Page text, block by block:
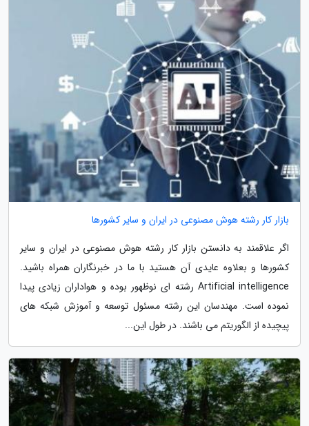
بازار کار رشته هوش مصنوعی در ایران و سایر کشورها
اگر علاقمند به دانستن بازار کار رشته هوش مصنوعی در ایران و سایر
کشورها و بعلاوه عایدی آن هستید با ما در خبرنگاران همراه باشید.
Artificial intelligence رشته ای نوظهور بوده و هواداران زیادی پیدا
نموده است. مهندسان این رشته مسئول توسعه و آموزش شبکه های
پیچیده از الگوریتم می باشند. در طول این...